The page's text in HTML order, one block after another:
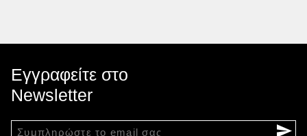
Εγγραφείτε στο
Newsletter